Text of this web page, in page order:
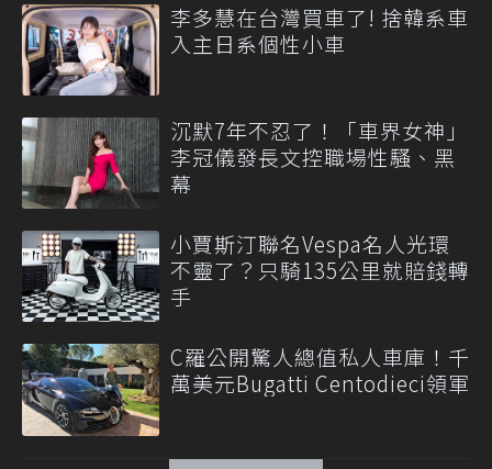
李多慧在台灣買車了! 捨韓系車
入主日系個性小車
沉默7年不忍了！「車界女神」
李冠儀發長文控職場性騷、黑
幕
小賈斯汀聯名Vespa名人光環
不靈了？只騎135公里就賠錢轉
手
C羅公開驚人總值私人車庫！千
萬美元Bugatti Centodieci領軍